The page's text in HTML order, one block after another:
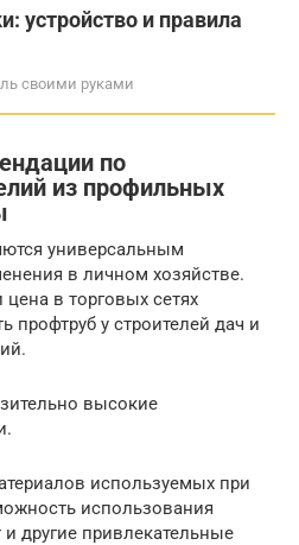
устройство и правила
своими руками
по
из профильных
универсальным
в личном хозяйстве.
в торговых сетях
профтруб у строителей дач и
высокие
используемых при
использования
другие привлекательные